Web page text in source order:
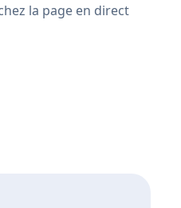
la page en direct